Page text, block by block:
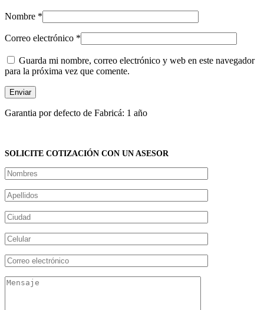
Nombre *
Correo electrónico *
Guarda mi nombre, correo electrónico y web en este navegador
para la próxima vez que comente.
Garantia por defecto de Fabricá: 1 año
SOLICITE COTIZACIÓN CON UN ASESOR